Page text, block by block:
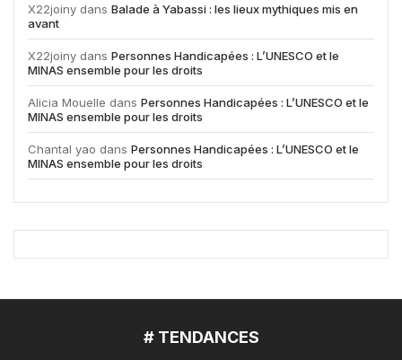
X22joiny dans Balade à Yabassi : les lieux mythiques mis en
avant
X22joiny dans Personnes Handicapées : L’UNESCO et le
MINAS ensemble pour les droits
Alicia Mouelle dans Personnes Handicapées : L’UNESCO et le
MINAS ensemble pour les droits
Chantal yao dans Personnes Handicapées : L’UNESCO et le
MINAS ensemble pour les droits
# TENDANCES